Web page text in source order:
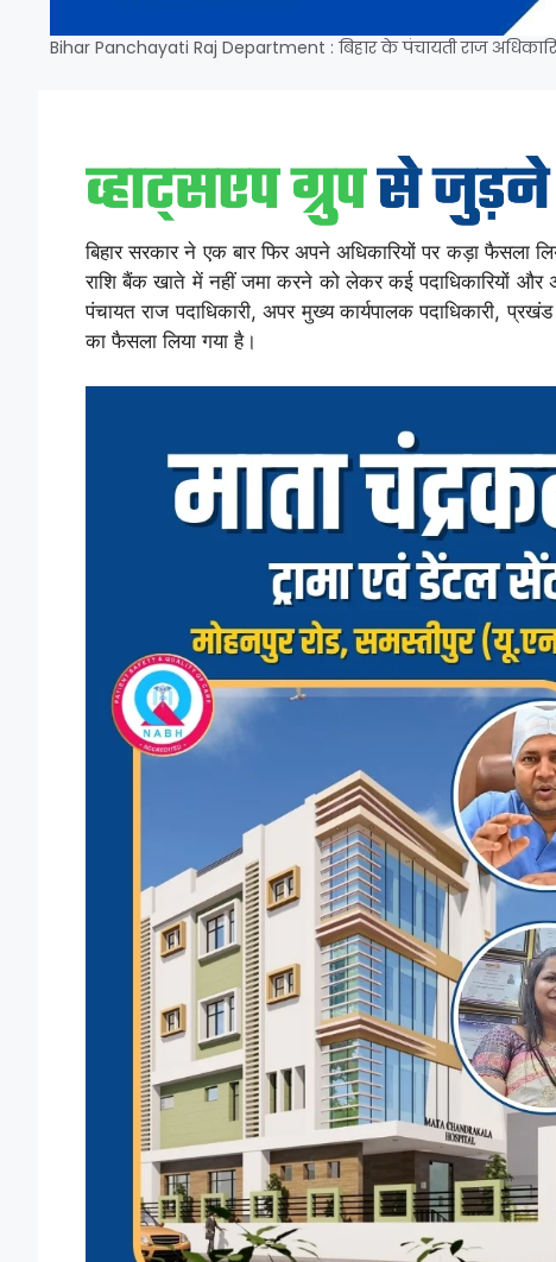
Bihar Panchayati Raj Department : बिहार के पंचायती राज
बिहार सरकार ने एक बार फिर अपने अधिकारियों पर कड़ा फैसला
राशि बैंक खाते में नहीं जमा करने को लेकर कई पदाधिकारियों और
पंचायत राज पदाधिकारी, अपर मुख्य कार्यपालक पदाधिकारी,
का फैसला लिया गया है।